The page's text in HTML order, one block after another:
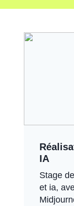
IA
Stage
et ia,